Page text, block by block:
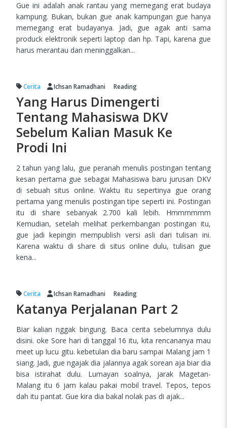
Gue ini adalah anak rantau yang memegang erat budaya
kampung. Bukan, bukan gue anak kampungan gue hanya
memegang erat budayanya. Jadi, gue agak anti sama
produck elektronik seperti laptop dan hp. Tapi, karena gue
harus merantau dan meninggalkan...
Cerita Ichsan Ramadhani Reading
Yang Harus Dimengerti
Tentang Mahasiswa DKV
Sebelum Kalian Masuk Ke
Prodi Ini
2 tahun yang lalu, gue peranah menulis postingan tentang
kesan pertama gue sebagai Mahasiswa baru jurusan DKV
di sebuah situs online. Waktu itu sepertinya gue orang
pertama yang menulis postingan tipe seperti ini. Postingan
itu di share sebanyak 2.700 kali lebih. Hmmmmmm
Kemudian, setelah melihat perkembangan postingan itu,
gue jadi kepingin mempublish versi asli dari tulisan ini.
Karena waktu di share di situs online dulu, tulisan gue
kena...
Cerita Ichsan Ramadhani Reading
Katanya Perjalanan Part 2
Biar kalian nggak bingung. Baca cerita sebelumnya dulu
disini. oke Sore hari di tanggal 16 itu, kita rencananya mau
meet up lucu gitu. kebetulan dia baru sampai Malang jam 1
siang. Jadi, gue ngajak dia jalannya agak sorean aja biar dia
bisa istirahat dulu. Lumayan soalnya, jarak Magetan-
Malang itu 6 jam kalau pakai mobil travel. Tepos, tepos
dah itu pantat. Gue kira dia bakal nolak pas di ajak...